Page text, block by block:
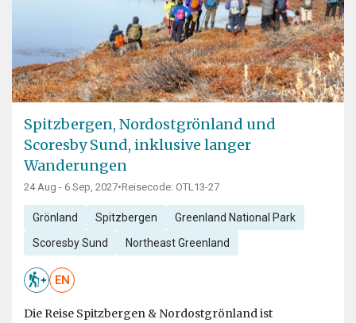
Spitzbergen, Nordostgrönland und
Scoresby Sund, inklusive langer
Wanderungen
24 Aug - 6 Sep, 2027•Reisecode: OTL13-27
Grönland Spitzbergen Greenland National Park
Scoresby Sund Northeast Greenland
EN
Die Reise Spitzbergen & Nordostgrönland ist